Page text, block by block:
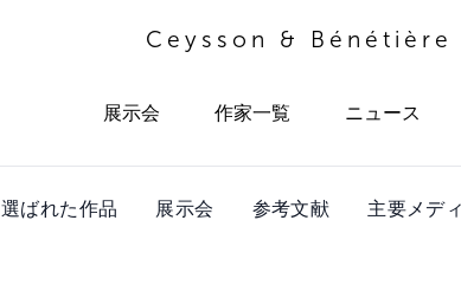
Ceysson & Bénétière
展示会 作家一覧 ニュース
選ばれた作品 展示会 参考文献 主要メデ